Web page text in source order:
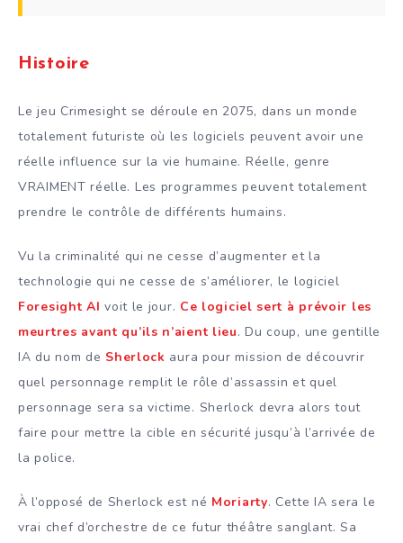
Histoire
Le jeu Crimesight se déroule en 2075, dans un monde
totalement futuriste où les logiciels peuvent avoir une
réelle influence sur la vie humaine. Réelle, genre
VRAIMENT réelle. Les programmes peuvent totalement
prendre le contrôle de différents humains.
Vu la criminalité qui ne cesse d’augmenter et la
technologie qui ne cesse de s’améliorer, le logiciel
Foresight AI voit le jour. Ce logiciel sert à prévoir les
meurtres avant qu’ils n’aient lieu. Du coup, une gentille
IA du nom de Sherlock aura pour mission de découvrir
quel personnage remplit le rôle d’assassin et quel
personnage sera sa victime. Sherlock devra alors tout
faire pour mettre la cible en sécurité jusqu’à l’arrivée de
la police.
À l’opposé de Sherlock est né Moriarty. Cette IA sera le
vrai chef d’orchestre de ce futur théâtre sanglant. Sa